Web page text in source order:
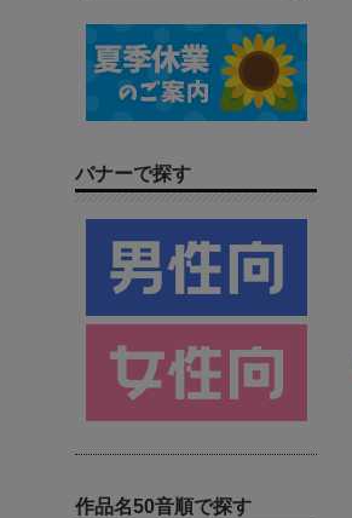
バナーで探す
作品名50音順で探す